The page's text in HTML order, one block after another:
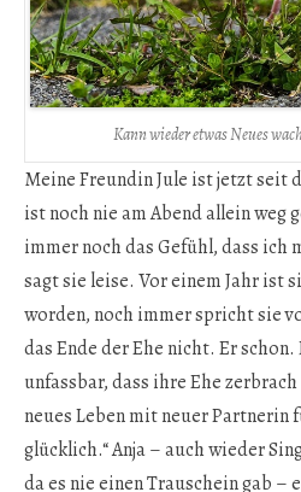
Kann wieder etwas Neues
Meine Freundin Jule ist jetzt seit
ist noch nie am Abend allein weg
immer noch das Gefühl, dass ich
sagt sie leise. Vor einem Jahr ist
worden, noch immer spricht sie
das Ende der Ehe nicht. Er
unfassbar, dass ihre Ehe
neues Leben mit neuer
glücklich.“ Anja – auch wieder
da es nie einen Trauschein gab –